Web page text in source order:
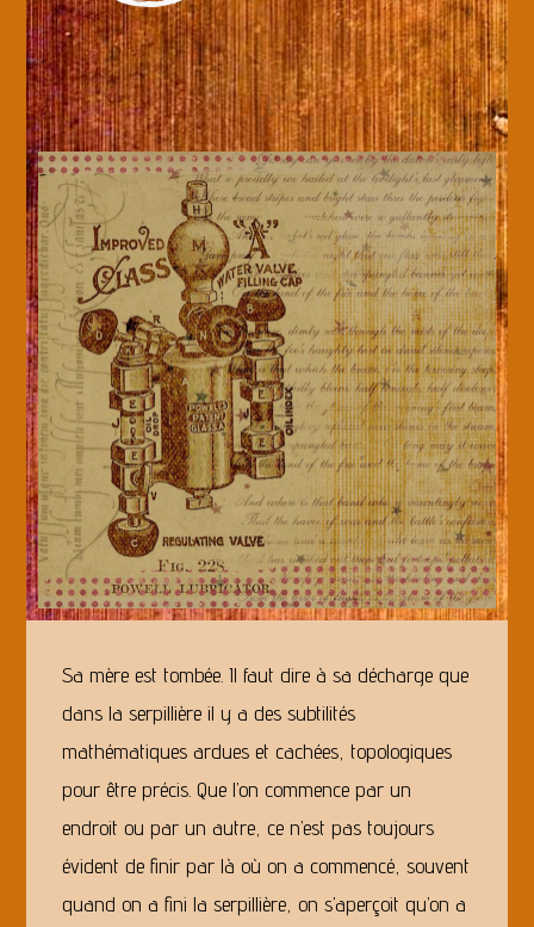
Sa mère est tombée. Il faut dire à sa décharge que
dans la serpillière il y a des subtilités
mathématiques ardues et cachées, topologiques
pour être précis. Que l’on commence par un
endroit ou par un autre, ce n’est pas toujours
évident de finir par là où on a commencé, souvent
quand on a fini la serpillière, on s’aperçoit qu’on a